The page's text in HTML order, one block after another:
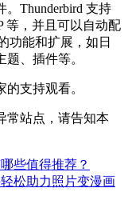
Thunderbird 支持
等，并且可以自动配
功能和扩展，如日
、插件等。
支持观看。
常站点，请告知本
些值得推荐？
松助力照片变漫画